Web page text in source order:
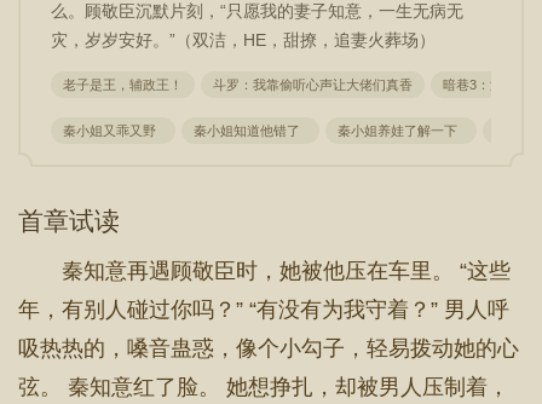
么。顾敬臣沉默片刻，“只愿我的妻子知意，一生无病无
灾，岁岁安好。”（双洁，HE，甜撩，追妻火葬场）
老子是王，辅政王！ 斗罗：我靠偷听心声让大佬们真香 暗巷3：浴火
秦小姐又乖又野 秦小姐知道他错了 秦小姐养娃了解一下
首章试读
秦知意再遇顾敬臣时，她被他压在车里。 “这些
年，有别人碰过你吗？” “有没有为我守着？” 男人呼
吸热热的，嗓音蛊惑，像个小勾子，轻易拨动她的心
弦。 秦知意红了脸。 她想挣扎，却被男人压制着，